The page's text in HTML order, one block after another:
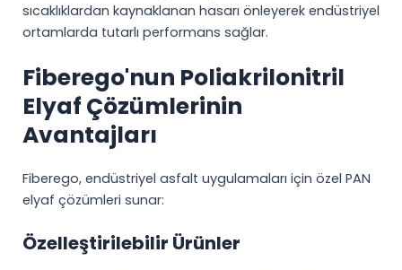
sıcaklıklardan kaynaklanan hasarı önleyerek endüstriyel
ortamlarda tutarlı performans sağlar.
Fiberego'nun Poliakrilonitril
Elyaf Çözümlerinin
Avantajları
Fiberego, endüstriyel asfalt uygulamaları için özel PAN
elyaf çözümleri sunar:
Özelleştirilebilir Ürünler